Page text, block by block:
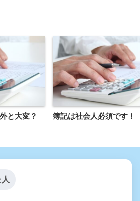
と大変？ 簿記は社会人必須です！